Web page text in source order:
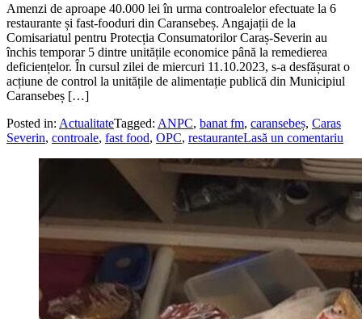
Amenzi de aproape 40.000 lei în urma controalelor efectuate la 6
restaurante și fast-fooduri din Caransebeș. Angajații de la
Comisariatul pentru Protecția Consumatorilor Caraș-Severin au
închis temporar 5 dintre unitățile economice până la remedierea
deficiențelor. În cursul zilei de miercuri 11.10.2023, s-a desfășurat o
acțiune de control la unitățile de alimentație publică din Municipiul
Caransebeș […]
Posted in: ActualitateTagged: ANPC, banat fm, caransebeș, Caras
Severin, controale, fast food, OPC, restauranteLasă un comentariu